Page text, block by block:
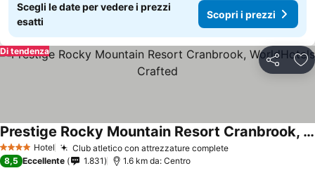
Scegli le date per vedere i prezzi
esatti
Scopri i prezzi
Condividi
Di tendenza
4 Stelle Hotel Club atletico con attrezzature complete
Prestige Rocky Mountain Resort Cranbrook, WorldHotels Crafted
8,5 Eccellente 1.831 1.6 km da: Centro